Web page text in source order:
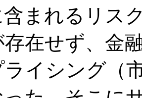
まれるリス
在せず、金
イシング（